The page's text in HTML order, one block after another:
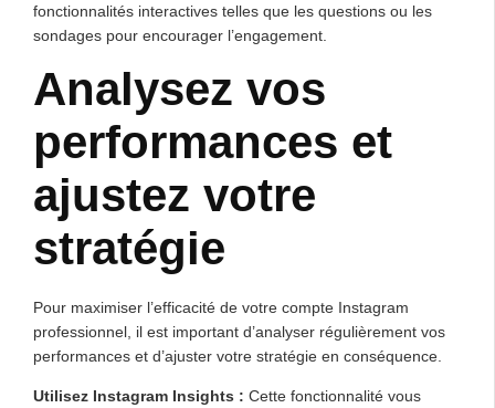
fonctionnalités interactives telles que les questions ou les
sondages pour encourager l’engagement.
Analysez vos
performances et
ajustez votre
stratégie
Pour maximiser l’efficacité de votre compte Instagram
professionnel, il est important d’analyser régulièrement vos
performances et d’ajuster votre stratégie en conséquence.
Utilisez Instagram Insights : Cette fonctionnalité vous